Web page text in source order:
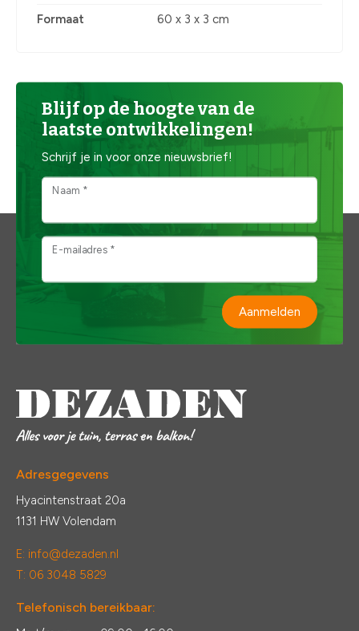
Formaat 60 x 3 x 3 cm
Blijf op de hoogte van de
laatste ontwikkelingen!
Schrijf je in voor onze nieuwsbrief!
Naam *
E-mailadres *
Aanmelden
Adresgegevens
Hyacintenstraat 20a
1131 HW Volendam
E: info@dezaden.nl
T: 06 3048 5829
Telefonisch bereikbaar: